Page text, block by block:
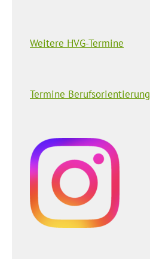
Weitere HVG-Termine
Termine Berufsorientierung